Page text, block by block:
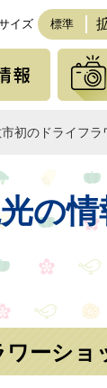
イズ 標準
くらし
初のドライフ
の情
ーショ